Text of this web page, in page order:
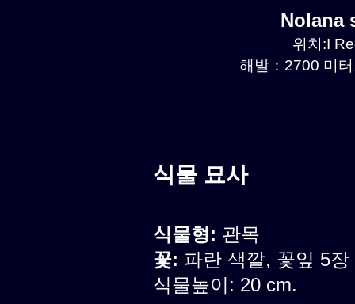
Nolana
위치:I
해발：2700 미
식물 묘사
식물형: 관목
꽃: 파란 색깔, 꽃잎 5장
식물높이: 20 cm.